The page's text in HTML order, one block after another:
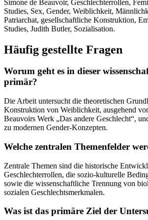
Simone de Beauvoir, Geschlechterrollen,
Studies, Sex, Gender, Weiblichkeit,
Patriarchat, gesellschaftliche Konstruktion,
Studies, Judith Butler, Sozialisation.
Häufig gestellte Fragen
Worum geht es in dieser
primär?
Die Arbeit untersucht die theoretischen
Konstruktion von Weiblichkeit, ausgehend
Beauvoirs Werk „Das andere Geschlecht“,
zu modernen Gender-Konzepten.
Welche zentralen Themenfelder
Zentrale Themen sind die historische
Geschlechterrollen, die sozio-kulturelle
sowie die wissenschaftliche Trennung von
sozialen Geschlechtsmerkmalen.
Was ist das primäre Ziel der